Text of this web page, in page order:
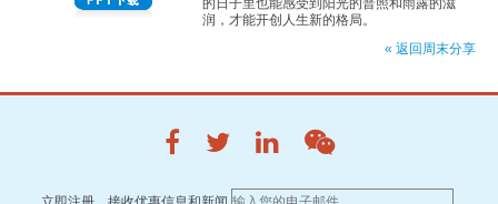
的日子里也能感受到阳光的普照和雨露的滋
润，才能开创人生新的格局。
« 返回周末分享